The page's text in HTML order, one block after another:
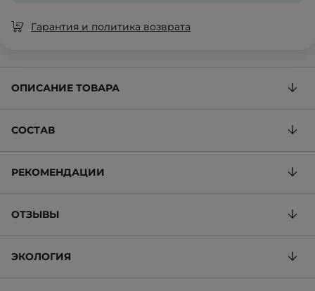
Гарантия и политика возврата
ОПИСАНИЕ ТОВАРА
СОСТАВ
РЕКОМЕНДАЦИИ
ОТЗЫВЫ
ЭКОЛОГИЯ